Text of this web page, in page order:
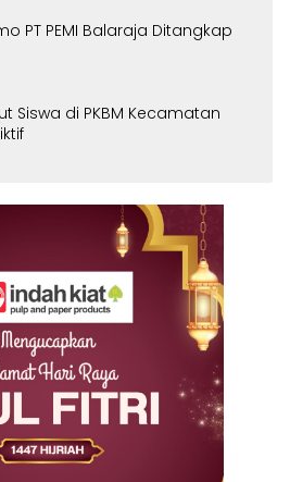
PT PEMI Balaraja Ditangkap
Siswa di PKBM Kecamatan